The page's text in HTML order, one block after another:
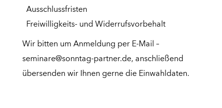
Ausschlussfristen
Freiwilligkeits- und Widerrufsvorbehalt
Wir bitten um Anmeldung per E-Mail –
seminare@sonntag-partner.de, anschließend
übersenden wir Ihnen gerne die Einwahldaten.